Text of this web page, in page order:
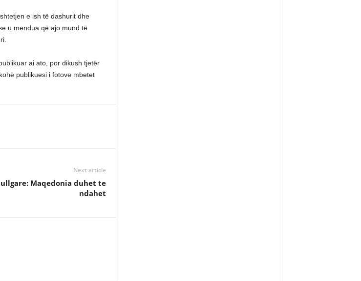
e ish të dashurit dhe
u mendua që ajo mund të
ai ato, por dikush tjetër
publikuesi i fotove mbetet
Next article
Maqedonia duhet te
ndahet